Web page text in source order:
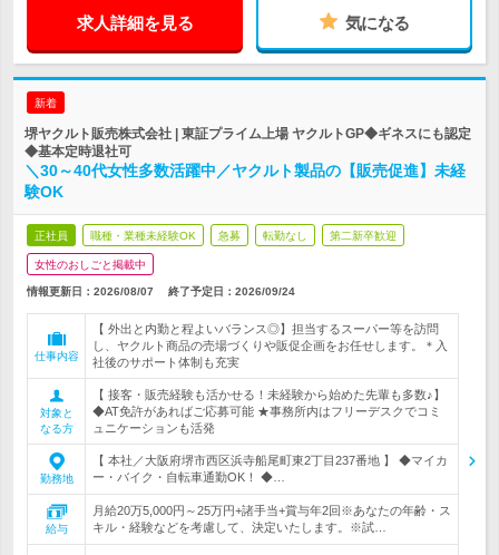
求人詳細を見る 気になる
新着
堺ヤクルト販売株式会社 | 東証プライム上場 ヤクルトGP◆ギネスにも認定
◆基本定時退社可
＼30～40代女性多数活躍中／ヤクルト製品の【販売促進】未経
験OK
正社員 職種・業種未経験OK 急募 転勤なし 第二新卒歓迎
女性のおしごと掲載中
情報更新日：2026/08/07 終了予定日： 2026/09/24
仕事内容
【 外出と内勤と程よいバランス◎】担当するスーパー等を訪問
し、ヤクルト商品の売場づくりや販促企画をお任せします。＊入
社後のサポート体制も充実
対象と
なる方
【 接客・販売経験も活かせる！未経験から始めた先輩も多数♪】
◆AT免許があればご応募可能 ★事務所内はフリーデスクでコミ
ュニケーションも活発
勤務地
【 本社／大阪府堺市西区浜寺船尾町東2丁目237番地 】 ◆マイカ
ー・バイク・自転車通勤OK！ ◆…
給与
月給20万5,000円～25万円+諸手当+賞与年2回※あなたの年齢・ス
キル・経験などを考慮して、決定いたします。※試…